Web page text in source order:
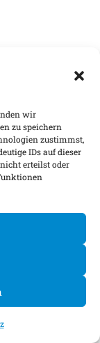
wir
zu speichern
zustimmst,
IDs auf dieser
erteilst oder